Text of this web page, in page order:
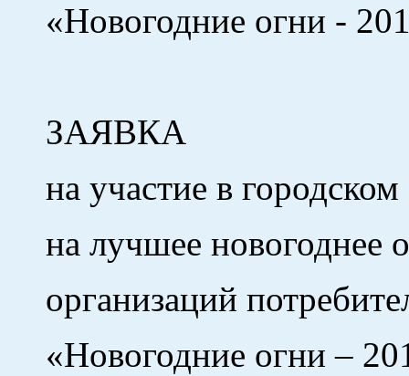
«Новогодние огни -
ЗАЯВКА
на участие в
на лучшее новогоднее
организаций
«Новогодние огни –